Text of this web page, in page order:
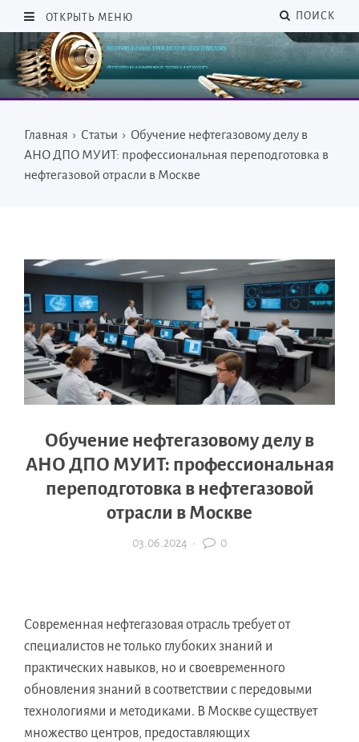
ОТКРЫТЬ МЕНЮ ПОИСК
Главная › Статьи › Обучение нефтегазовому делу в
АНО ДПО МУИТ: профессиональная переподготовка в
нефтегазовой отрасли в Москве
Обучение нефтегазовому делу в
АНО ДПО МУИТ: профессиональная
переподготовка в нефтегазовой
отрасли в Москве
03.06.2024 · 0
Современная нефтегазовая отрасль требует от
специалистов не только глубоких знаний и
практических навыков, но и своевременного
обновления знаний в соответствии с передовыми
технологиями и методиками. В Москве существует
множество центров, предоставляющих